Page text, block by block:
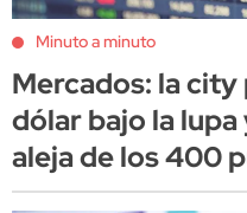
Minuto a minuto
Mercados: la city
dólar bajo la
aleja de los 400